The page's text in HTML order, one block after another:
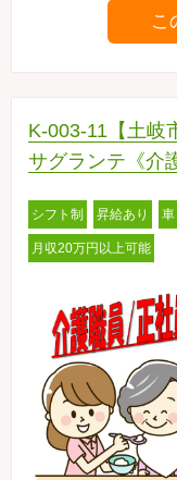
こ
K-003-11【土岐
サグランテ《介
シフト制 昇給あり
月収20万円以上可能